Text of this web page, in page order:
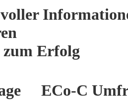
Erfolg
ECo-C